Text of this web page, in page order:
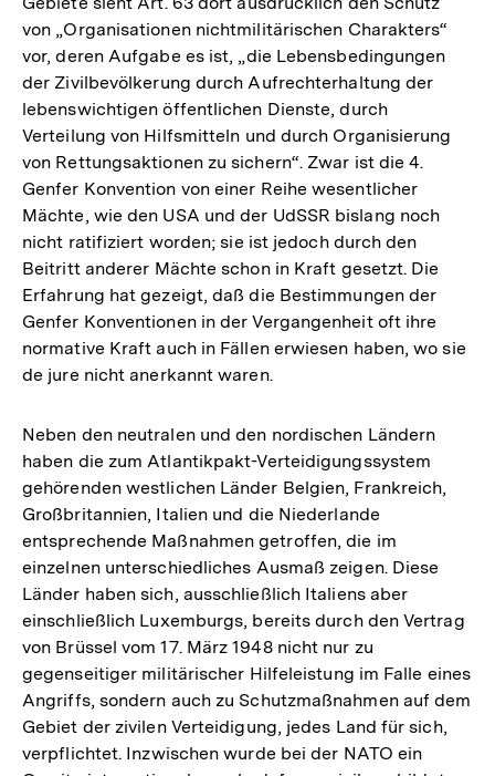
von „Organisationen nichtmilitärischen Charakters“
vor, deren Aufgabe es ist, „die Lebensbedingungen
der Zivilbevölkerung durch Aufrechterhaltung der
lebenswichtigen öffentlichen Dienste, durch
Verteilung von Hilfsmitteln und durch Organisierung
von Rettungsaktionen zu sichern“. Zwar ist die 4.
Genfer Konvention von einer Reihe wesentlicher
Mächte, wie den USA und der UdSSR bislang noch
nicht ratifiziert worden; sie ist jedoch durch den
Beitritt anderer Mächte schon in Kraft gesetzt. Die
Erfahrung hat gezeigt, daß die Bestimmungen der
Genfer Konventionen in der Vergangenheit oft ihre
normative Kraft auch in Fällen erwiesen haben, wo sie
de jure nicht anerkannt waren.
Neben den neutralen und den nordischen Ländern
haben die zum Atlantikpakt-Verteidigungssystem
gehörenden westlichen Länder Belgien, Frankreich,
Großbritannien, Italien und die Niederlande
entsprechende Maßnahmen getroffen, die im
einzelnen unterschiedliches Ausmaß zeigen. Diese
Länder haben sich, ausschließlich Italiens aber
einschließlich Luxemburgs, bereits durch den Vertrag
von Brüssel vom 17. März 1948 nicht nur zu
gegenseitiger militärischer Hilfeleistung im Falle eines
Angriffs, sondern auch zu Schutzmaßnahmen auf dem
Gebiet der zivilen Verteidigung, jedes Land für sich,
verpflichtet. Inzwischen wurde bei der NATO ein